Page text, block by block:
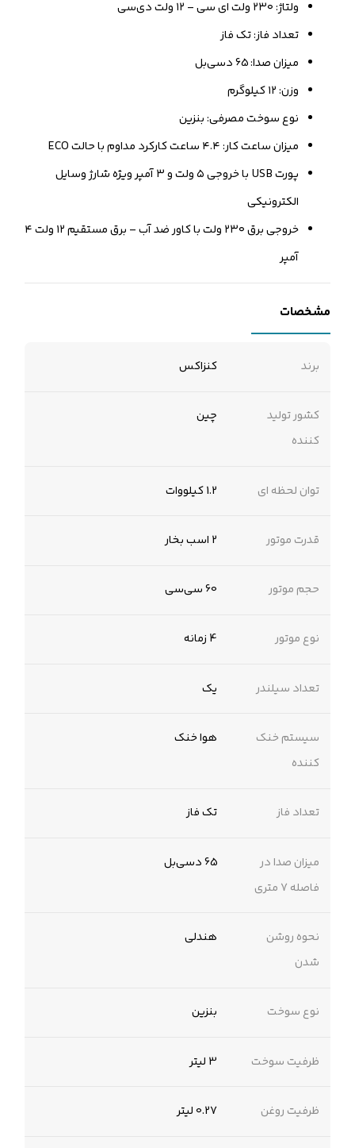
ولتاژ: ۲۳۰ ولت ای سی – ۱۲ ولت دی‌سی
تعداد فاز: تک فاز
میزان صدا: 65 دسی‌بل
وزن: ۱۲ کیلوگرم
نوع سوخت مصرفی: بنزین
میزان ساعت کار: ۴.۴ ساعت کارکرد مداوم با حالت ECO
پورت USB با خروجی ۵ ولت و ۳ آمپر ویژه شارژ وسایل
الکترونیکی
خروجی برق ۲۳۰ ولت با کاور ضد آب – برق مستقیم ۱۲ ولت ۴
آمپر
مشخصات
برند کنزاکس
کشور تولید
کننده
چین
توان لحظه ای 1.2 کیلووات
قدرت موتور 2 اسب بخار
حجم موتور 60 سی‌سی
نوع موتور 4 زمانه
تعداد سیلندر یک
سیستم خنک
کننده
هوا خنک
تعداد فاز تک فاز
میزان صدا در
فاصله 7 متری
65 دسی‌بل
نحوه روشن
شدن
هندلی
نوع سوخت بنزین
ظرفیت سوخت 3 لیتر
ظرفیت روغن 0.27 لیتر